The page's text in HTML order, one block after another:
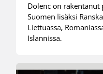
Dolenc on
Suomen lisäksi
Liettuassa,
Islannissa.